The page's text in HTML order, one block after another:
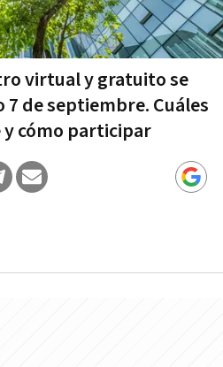
virtual y gratuito se
de septiembre. Cuáles
y cómo participar